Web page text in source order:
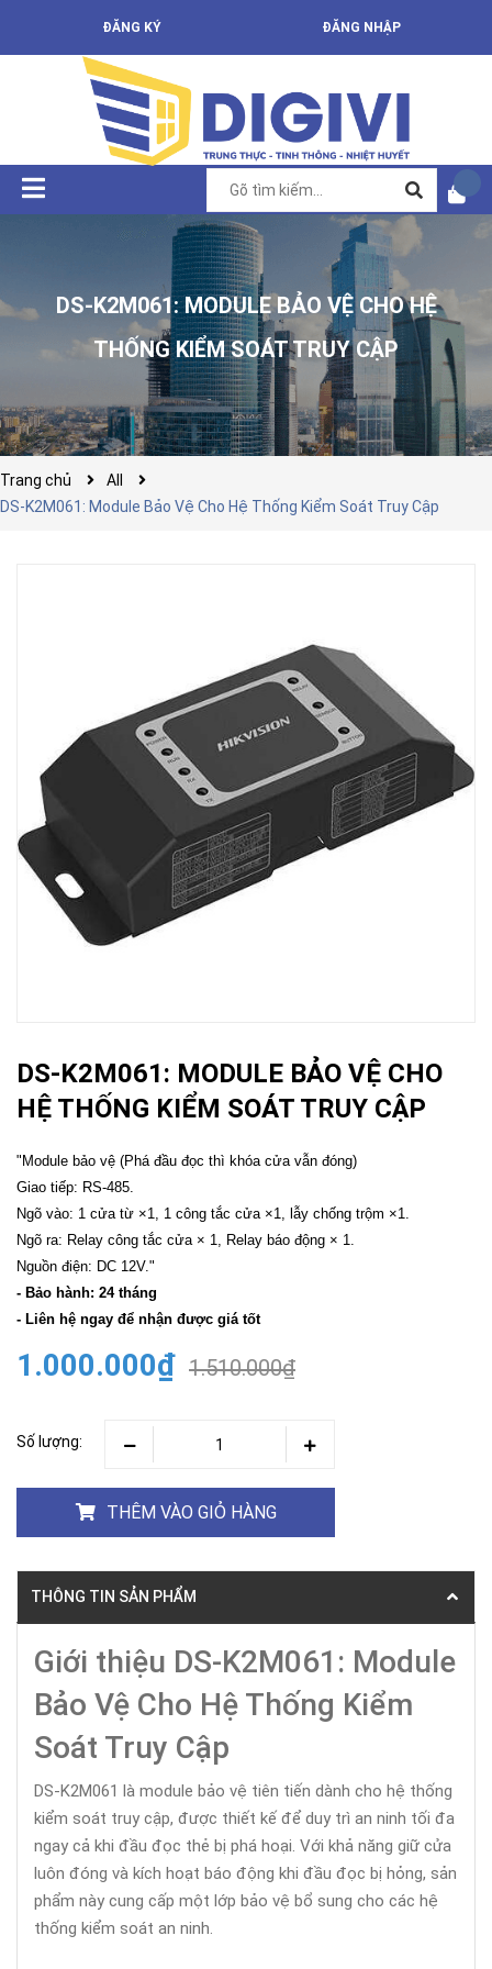
ĐĂNG KÝ ĐĂNG NHẬP
DS-K2M061: MODULE BẢO VỆ CHO HỆ
THỐNG KIỂM SOÁT TRUY CẬP
Trang chủ
All
DS-K2M061: Module Bảo Vệ Cho Hệ Thống Kiểm Soát Truy Cập
DS-K2M061: MODULE BẢO VỆ CHO
HỆ THỐNG KIỂM SOÁT TRUY CẬP
"Module bảo vệ (Phá đầu đọc thì khóa cửa vẫn đóng)
Giao tiếp: RS-485.
Ngõ vào: 1 cửa từ ×1, 1 công tắc cửa ×1, lẫy chống trộm ×1.
Ngõ ra: Relay công tắc cửa × 1, Relay báo động × 1.
Nguồn điện: DC 12V."
- Bảo hành: 24 tháng
- Liên hệ ngay để nhận được giá tốt
1.000.000₫ 1.510.000₫
Số lượng:
THÊM VÀO GIỎ HÀNG
THÔNG TIN SẢN PHẨM
Giới thiệu DS-K2M061: Module
Bảo Vệ Cho Hệ Thống Kiểm
Soát Truy Cập
DS-K2M061 là module bảo vệ tiên tiến dành cho hệ thống
kiểm soát truy cập, được thiết kế để duy trì an ninh tối đa
ngay cả khi đầu đọc thẻ bị phá hoại. Với khả năng giữ cửa
luôn đóng và kích hoạt báo động khi đầu đọc bị hỏng, sản
phẩm này cung cấp một lớp bảo vệ bổ sung cho các hệ
thống kiểm soát an ninh.